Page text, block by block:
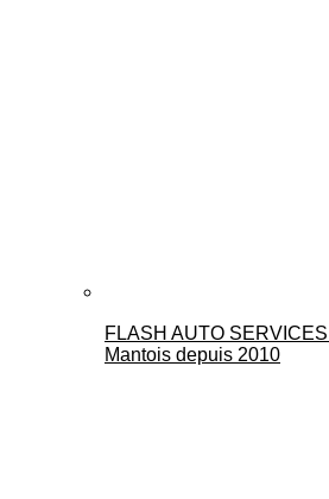
FLASH AUTO
Mantois depuis 2010